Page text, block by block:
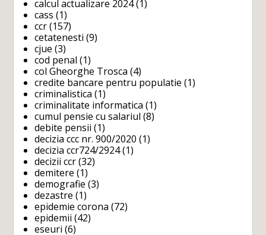
calcul actualizare 2024(1)
cass (1)
ccr (157)
cetatenesti (9)
cjue (3)
cod penal (1)
col Gheorghe Trosca (4)
credite bancare pentru populatie (1)
criminalistica (1)
criminalitate informatica (1)
cumul pensie cu salariul (8)
debite pensii (1)
decizia ccc nr. 900/2020 (1)
decizia ccr724/2924(1)
decizii ccr (32)
demitere (1)
demografie (3)
dezastre (1)
epidemie corona (72)
epidemii (42)
eseuri (6)